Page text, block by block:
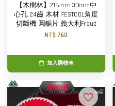
【木樹林】216mm 30mm中
心孔 24齒 木材 FESTOOL角度
切斷機 圓鋸片 義大利Freud
NT$ 760
加入購物車